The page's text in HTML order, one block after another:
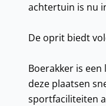
achtertuin is nu
De oprit biedt
Boerakker is
deze plaatsen
sportfaciliteiten